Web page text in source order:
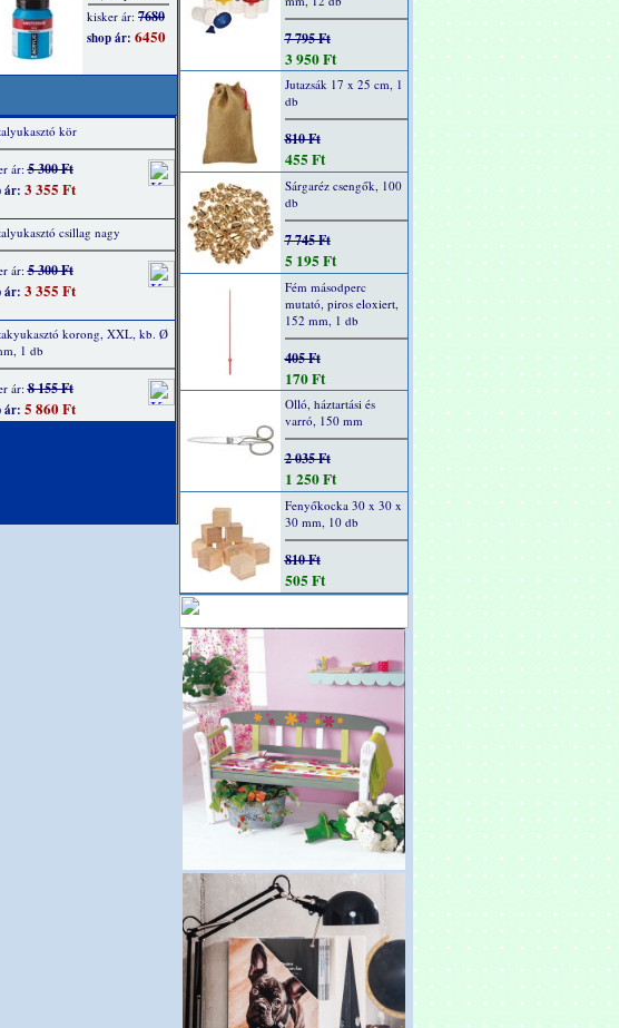
kör
ár:5 300 Ft
ár: 3 355 Ft
csillag nagy
ár:5 300 Ft
ár: 3 355 Ft
korong, XXL, kb. Ø
1 db
ár:8 155 Ft
ár: 5 860 Ft
7 795 Ft
3 950 Ft
Jutazsák 17 x 25 cm, 1
db
810 Ft
455 Ft
Sárgaréz csengők, 100
db
7 745 Ft
5 195 Ft
Fém másodperc
mutató, piros eloxiert,
152 mm, 1 db
405 Ft
170 Ft
Olló, háztartási és
varró, 150 mm
2 035 Ft
1 250 Ft
Fenyőkocka 30 x 30 x
30 mm, 10 db
810 Ft
505 Ft